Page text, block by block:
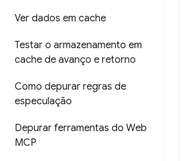
Ver dados em cache
Testar o armazenamento em
cache de avanço e retorno
Como depurar regras de
especulação
Depurar ferramentas do Web
MCP